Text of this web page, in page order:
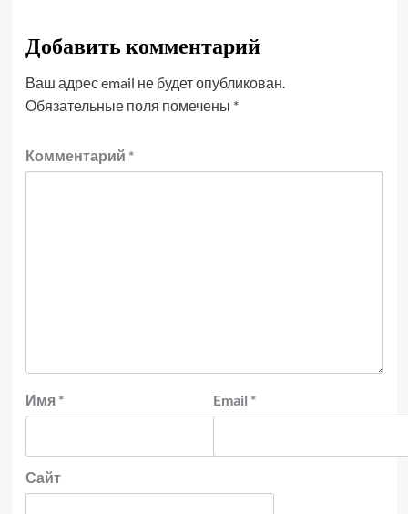
Добавить комментарий
Ваш адрес email не будет опубликован.
Обязательные поля помечены *
Комментарий *
Имя * Email *
Сайт